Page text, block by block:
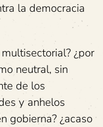
la democracia
¿por
neutral, sin
de los
y anhelos
gobierna? ¿acaso